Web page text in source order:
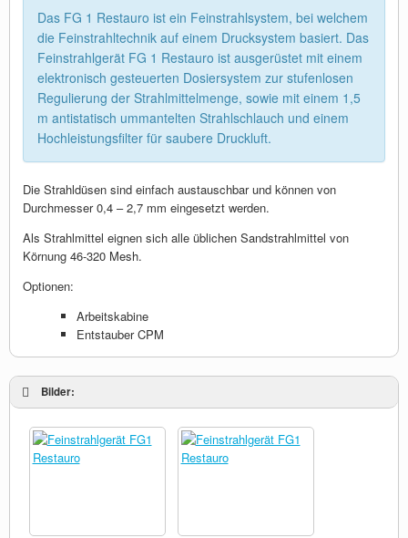
Das FG 1 Restauro ist ein Feinstrahlsystem, bei welchem
die Feinstrahltechnik auf einem Drucksystem basiert. Das
Feinstrahlgerät FG 1 Restauro ist ausgerüstet mit einem
elektronisch gesteuerten Dosiersystem zur stufenlosen
Regulierung der Strahlmittelmenge, sowie mit einem 1,5
m antistatisch ummantelten Strahlschlauch und einem
Hochleistungsfilter für saubere Druckluft.
Die Strahldüsen sind einfach austauschbar und können von
Durchmesser 0,4 – 2,7 mm eingesetzt werden.
Als Strahlmittel eignen sich alle üblichen Sandstrahlmittel von
Körnung 46-320 Mesh.
Optionen:
Arbeitskabine
Entstauber CPM
Bilder: